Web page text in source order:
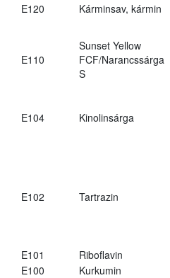
E120 Kárminsav, kármin
E110
Sunset Yellow
FCF/Narancssárga
S
E104 Kinolinsárga
E102 Tartrazin
E101
Riboflavin
E100
Kurkumin